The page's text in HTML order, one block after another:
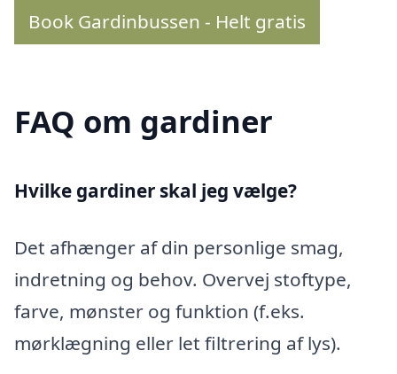
Book Gardinbussen - Helt gratis
FAQ om gardiner
Hvilke gardiner skal jeg vælge?
Det afhænger af din personlige smag,
indretning og behov. Overvej stoftype,
farve, mønster og funktion (f.eks.
mørklægning eller let filtrering af lys).